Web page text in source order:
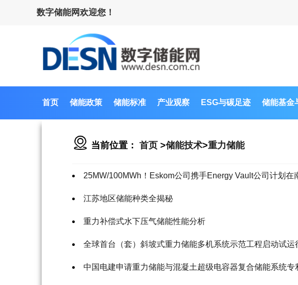
数字储能网欢迎您！
首页 储能政策 储能标准 产业观察 ESG与碳足迹 储能基金
当前位置： 首页 >储能技术>重力储能
25MW/100MWh！Eskom公司携手Energy Vault公司计划在
江苏地区储能种类全揭秘
重力补偿式水下压气储能性能分析
全球首台（套）斜坡式重力储能多机系统示范工程启动试运
中国电建申请重力储能与混凝土超级电容器复合储能系统